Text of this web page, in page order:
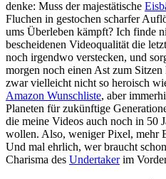
denke: Muss der majestätische
Fluchen in gestochen scharfer
ums Überleben kämpft? Ich finde
bescheidenen Videoqualität die
noch irgendwo verstecken, und
morgen noch einen Ast zum
zwar vielleicht nicht so heroisch
Amazon Wunschliste, aber
Planeten für zukünftige
die meine Videos auch noch in 50
wollen. Also, weniger Pixel, mehr
Und mal ehrlich, wer braucht
Charisma des Undertakerim